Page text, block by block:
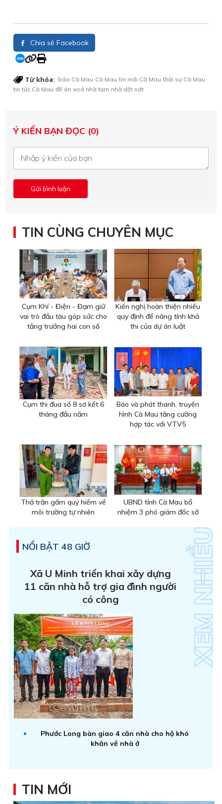
Chia sẻ Facebook
Từ khóa: báo Cà Mau Cà Mau tin mới Cà Mau thời sự Cà Mau
tin tức Cà Mau đề án xoá nhà tạm nhà dột nát
Ý KIẾN BẠN ĐỌC (0)
TIN CÙNG CHUYÊN MỤC
Cụm Khí - Điện - Đạm giữ
vai trò đầu tàu góp sức cho
tăng trưởng hai con số
Kiến nghị hoàn thiện nhiều
quy định để nâng tính khả
thi của dự án luật
Cụm thi đua số 8 sơ kết 6
tháng đầu năm
Báo và phát thanh, truyền
hình Cà Mau tăng cường
hợp tác với VTV5
Thả trăn gấm quý hiếm về
môi trường tự nhiên
UBND tỉnh Cà Mau bổ
nhiệm 3 phó giám đốc sở
NỔI BẬT 48 GIỜ
Xã U Minh triển khai xây dựng
11 căn nhà hỗ trợ gia đình người
có công
Phước Long bàn giao 4 căn nhà cho hộ khó
khăn về nhà ở
TIN MỚI